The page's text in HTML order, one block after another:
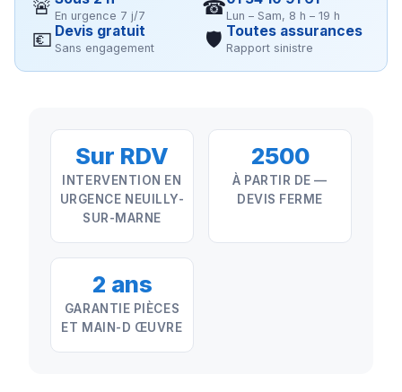
🚨 En urgence 7 j/7 ☎Lun – Sam, 8 h – 19 h
💶 Devis gratuit
Sans engagement 🛡 Toutes assurances
Rapport sinistre
Sur RDV
INTERVENTION EN
URGENCE NEUILLY-
SUR-MARNE
2500
À PARTIR DE —
DEVIS FERME
2 ans
GARANTIE PIÈCES
ET MAIN-D ŒUVRE